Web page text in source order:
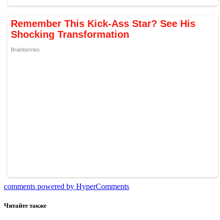
comments powered by HyperComments
Читайте также